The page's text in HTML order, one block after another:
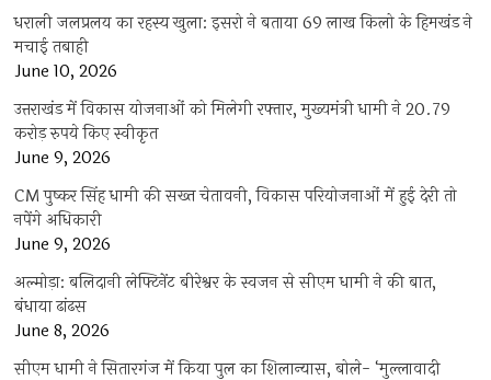
धराली जलप्रलय का रहस्य खुला: इसरो ने बताया 69 लाख किलो के हिमखंड ने
मचाई तबाही
June 10, 2026
उत्तराखंड में विकास योजनाओं को मिलेगी रफ्तार, मुख्यमंत्री धामी ने 20.79
करोड़ रुपये किए स्वीकृत
June 9, 2026
CM पुष्कर सिंह धामी की सख्त चेतावनी, विकास परियोजनाओं में हुई देरी तो
नपेंगे अधिकारी
June 9, 2026
अल्मोड़ा: बलिदानी लेफ्टिनेंट बीरेश्वर के स्वजन से सीएम धामी ने की बात,
बंधाया ढांढस
June 8, 2026
सीएम धामी ने सितारगंज में किया पुल का शिलान्यास, बोले- ‘मुल्लावादी